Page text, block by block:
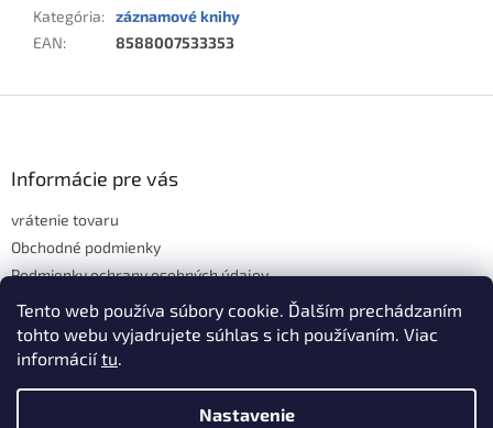
Tento web používa súbory cookie. Ďalším prechádzaním
tohto webu vyjadrujete súhlas s ich používaním. Viac
informáciítu.
Nastavenie
Kategória: záznamové knihy
EAN: 8588007533353
Informácie pre vás
vrátenie tovaru
Obchodné podmienky
Podmienky ochrany osobných údajov
Hodnotenie obchodu